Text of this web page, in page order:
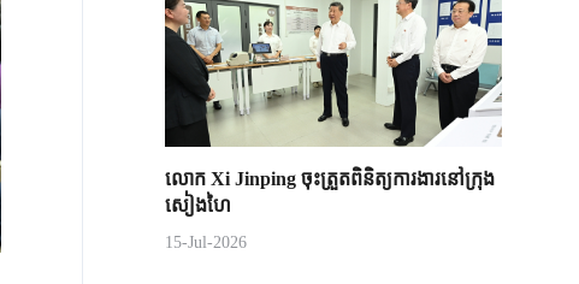
លោក Xi Jinping ចុះត្រួតពិនិត្យការងារនៅក្រុង
សៀងហៃ
15-Jul-2026